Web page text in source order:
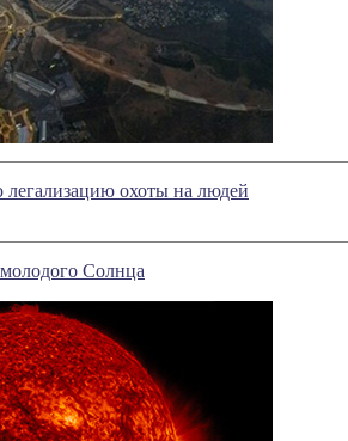
легализацию охоты на людей
Солнца